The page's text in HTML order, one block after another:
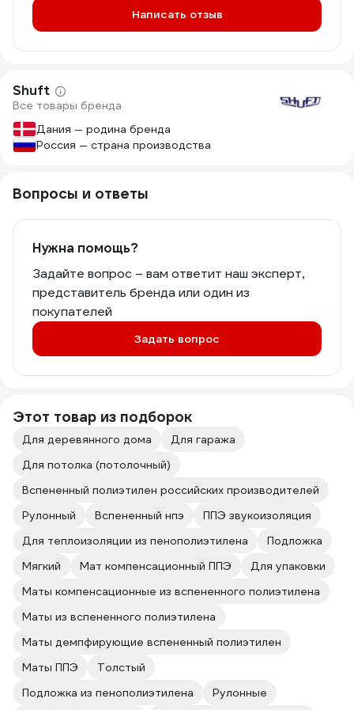
Написать отзыв
Shuft
Все товары бренда
Дания — родина бренда
Россия — страна производства
Вопросы и ответы
Нужна помощь?
Задайте вопрос – вам ответит наш эксперт,
представитель бренда или один из
покупателей
Задать вопрос
Этот товар из подборок
Для деревянного дома
Для гаража
Для потолка (потолочный)
Вспененный полиэтилен российских производителей
Рулонный
Вспененный нпэ
ППЭ звукоизоляция
Для теплоизоляции из пенополиэтилена
Подложка
Мягкий
Мат компенсационный ППЭ
Для упаковки
Маты компенсационные из вспененного полиэтилена
Маты из вспененного полиэтилена
Маты демпфирующие вспененный полиэтилен
Маты ППЭ
Толстый
Подложка из пенополиэтилена
Рулонные